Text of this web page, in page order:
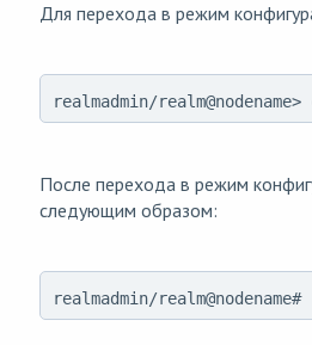
Для перехода в режим
realmadmin/
После перехода в режим
следующим образом:
realmadmin/realm@nodename#